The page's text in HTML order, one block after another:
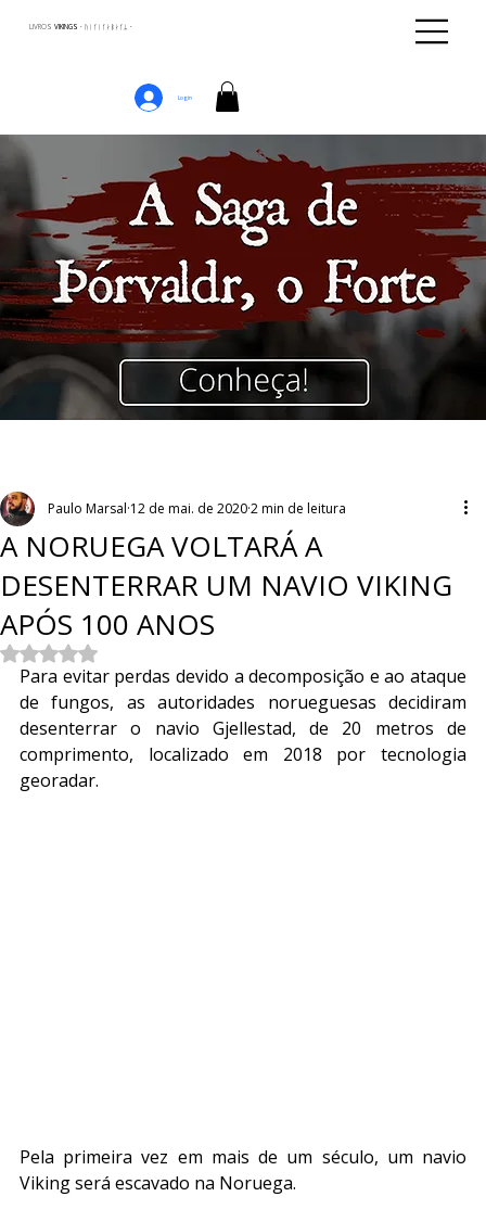
LIVROS VIKINGS · ᚢᛁᚴᛁᚴᛅᛒᛅᚴᛦ ·
Login
A NORUEGA VOLTARÁ A
DESENTERRAR UM NAVIO VIKING
APÓS 100 ANOS
Paulo Marsal 12 de mai. de 20202 min de leitura
Avaliado com NaN de 5 estrelas.
Para evitar perdas devido a decomposição e ao ataque
de fungos, as autoridades norueguesas decidiram
desenterrar o navio Gjellestad, de 20 metros de
comprimento, localizado em 2018 por tecnologia
georadar.
Pela primeira vez em mais de um século, um navio
Viking será escavado na Noruega.